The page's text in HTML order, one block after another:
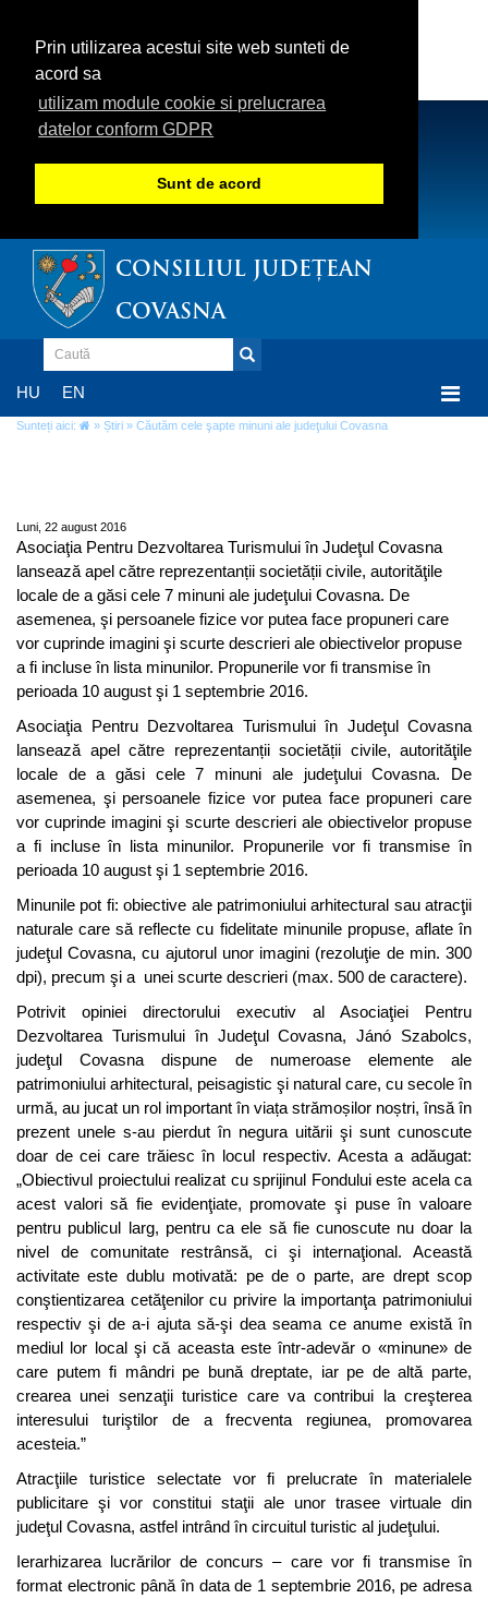
Prin utilizarea acestui site web sunteti de
acord sa
utilizam module cookie si prelucrarea
datelor conform GDPR
Sunt de acord
CONSILIUL JUDEȚEAN
COVASNA
HU EN
Sunteți aici: » Știri » Căutăm cele şapte minuni ale judeţului Covasna
Luni, 22 august 2016
Asociaţia Pentru Dezvoltarea Turismului în Judeţul Covasna
lansează apel către reprezentanții societății civile, autorităţile
locale de a găsi cele 7 minuni ale judeţului Covasna. De
asemenea, şi persoanele fizice vor putea face propuneri care
vor cuprinde imagini şi scurte descrieri ale obiectivelor propuse
a fi incluse în lista minunilor. Propunerile vor fi transmise în
perioada 10 august şi 1 septembrie 2016.
Asociaţia Pentru Dezvoltarea Turismului în Judeţul Covasna
lansează apel către reprezentanții societății civile, autorităţile
locale de a găsi cele 7 minuni ale judeţului Covasna. De
asemenea, şi persoanele fizice vor putea face propuneri care
vor cuprinde imagini şi scurte descrieri ale obiectivelor propuse
a fi incluse în lista minunilor. Propunerile vor fi transmise în
perioada 10 august şi 1 septembrie 2016.
Minunile pot fi: obiective ale patrimoniului arhitectural sau atracţii
naturale care să reflecte cu fidelitate minunile propuse, aflate în
judeţul Covasna, cu ajutorul unor imagini (rezoluţie de min. 300
dpi), precum şi a unei scurte descrieri (max. 500 de caractere).
Potrivit opiniei directorului executiv al Asociaţiei Pentru
Dezvoltarea Turismului în Judeţul Covasna, Jánó Szabolcs,
judeţul Covasna dispune de numeroase elemente ale
patrimoniului arhitectural, peisagistic şi natural care, cu secole în
urmă, au jucat un rol important în viața strămoșilor noștri, însă în
prezent unele s-au pierdut în negura uitării şi sunt cunoscute
doar de cei care trăiesc în locul respectiv. Acesta a adăugat:
„Obiectivul proiectului realizat cu sprijinul Fondului este acela ca
acest valori să fie evidenţiate, promovate şi puse în valoare
pentru publicul larg, pentru ca ele să fie cunoscute nu doar la
nivel de comunitate restrânsă, ci şi internaţional. Această
activitate este dublu motivată: pe de o parte, are drept scop
conştientizarea cetăţenilor cu privire la importanţa patrimoniului
respectiv şi de a-i ajuta să-şi dea seama ce anume există în
mediul lor local şi că aceasta este într-adevăr o «minune» de
care putem fi mândri pe bună dreptate, iar pe de altă parte,
crearea unei senzaţii turistice care va contribui la creşterea
interesului turiştilor de a frecventa regiunea, promovarea
acesteia.”
Atracţiile turistice selectate vor fi prelucrate în materialele
publicitare şi vor constitui staţii ale unor trasee virtuale din
judeţul Covasna, astfel intrând în circuitul turistic al judeţului.
Ierarhizarea lucrărilor de concurs – care vor fi transmise în
format electronic până în data de 1 septembrie 2016, pe adresa